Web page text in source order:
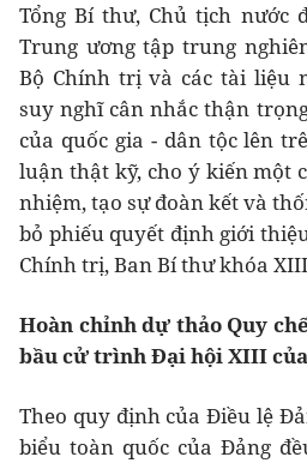
Tổng Bí thư, Chủ tịch nước
Trung ương tập trung
Bộ Chính trị và các tài liệu
suy nghĩ cân nhắc thận
của quốc gia - dân tộc lên
luận thật kỹ, cho ý kiến một
nhiệm, tạo sự đoàn kết và
bỏ phiếu quyết định giới
Chính trị, Ban Bí thư khóa
Hoàn chỉnh dự thảo Quy
bầu cử trình Đại hội XIII
Theo quy định của Điều lệ
biểu toàn quốc của Đảng